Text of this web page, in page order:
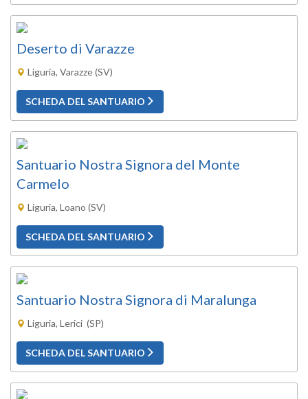
Deserto di Varazze
Liguria, Varazze (SV)
SCHEDA DEL SANTUARIO
Santuario Nostra Signora del Monte
Carmelo
Liguria, Loano (SV)
SCHEDA DEL SANTUARIO
Santuario Nostra Signora di Maralunga
Liguria, Lerici (SP)
SCHEDA DEL SANTUARIO